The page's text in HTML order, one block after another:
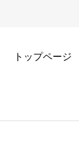
トップページ